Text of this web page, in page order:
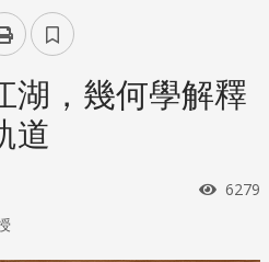
湖，幾何學解釋
道
瀏覽
6279